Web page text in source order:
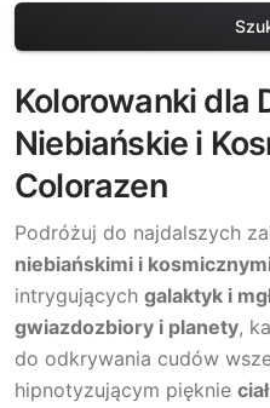
Kolorowanki dla
Niebiańskie i
Colorazen
Podróżuj do najdalszych
niebiańskimi i
intrygujących galaktyk i
gwiazdozbiory i planety,
do odkrywania cudów
hipnotyzującym pięknie